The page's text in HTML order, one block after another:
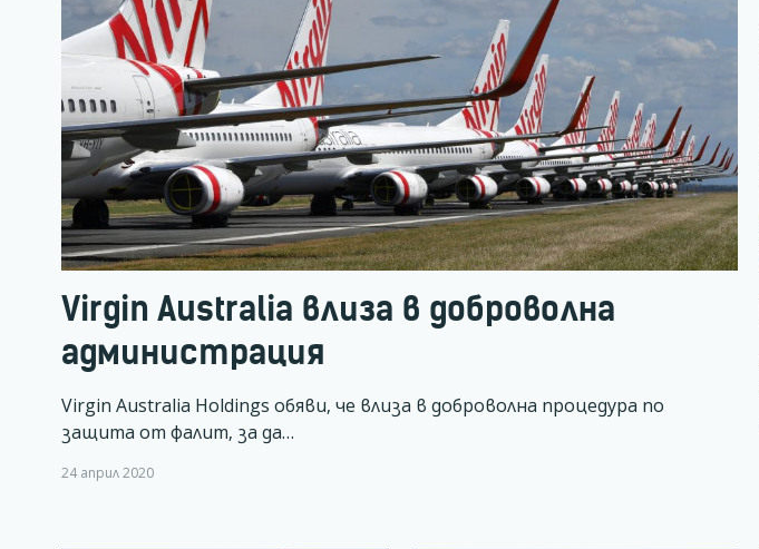
Virgin Australia влиза в доброволна
администрация
Virgin Australia Holdings обяви, че влиза в доброволна процедура по
защита от фалит, за да…
24 април 2020